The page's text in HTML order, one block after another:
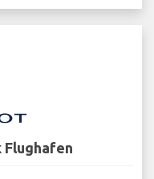
Flughafen